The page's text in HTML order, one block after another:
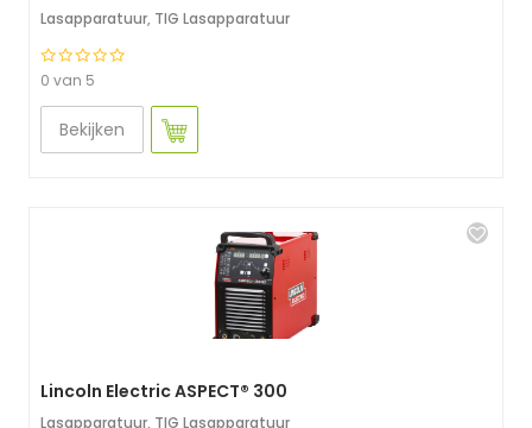
Lasapparatuur, TIG Lasapparatuur
0 van 5
Bekijken
Lincoln Electric ASPECT® 300
Lasapparatuur, TIG Lasapparatuur